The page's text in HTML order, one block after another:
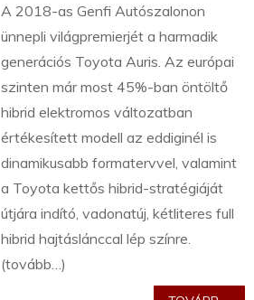
A 2018-as Genfi Autószalonon
ünnepli világpremierjét a harmadik
generációs Toyota Auris. Az európai
szinten már most 45%-ban öntöltő
hibrid elektromos változatban
értékesített modell az eddiginél is
dinamikusabb formatervvel, valamint
a Toyota kettős hibrid-stratégiáját
útjára indító, vadonatúj, kétliteres full
hibrid hajtáslánccal lép színre.
(tovább…)